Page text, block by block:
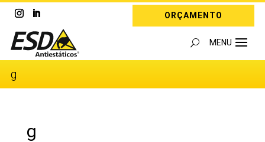
ORÇAMENTO
g
g